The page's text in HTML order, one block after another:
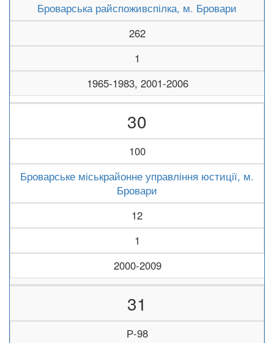
Броварська райспоживспілка, м. Бровари
262
1
1965-1983, 2001-2006
30
100
Броварське міськрайонне управління юстиції, м.
Бровари
12
1
2000-2009
31
Р-98